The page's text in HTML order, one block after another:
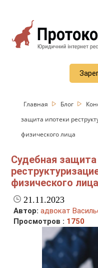
Главная Блог
защита ипотеки
физического лица
Судебная защита
физического лица
21.11.2023
Автор: адвокат
Просмотров : 1750